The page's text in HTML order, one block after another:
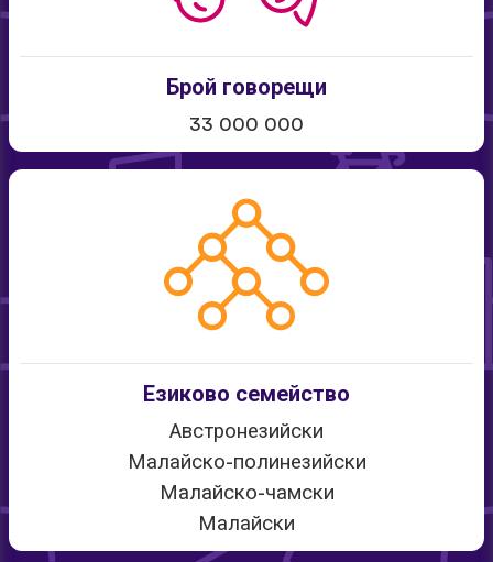
Брой говорещи
33 000 000
Езиково семейство
Австронезийски
Малайско-полинезийски
Малайско-чамски
Малайски